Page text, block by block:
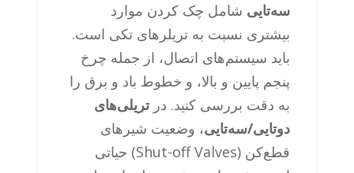
سه‌تایی شامل چک کردن موارد
بیشتری نسبت به تریلرهای تکی است.
باید سیستم‌های اتصال، از جمله چرخ
پنجم پایین و بالا، و خطوط باد و برق را
به دقت بررسی کنید. در تریلی‌های
دوتایی/سه‌تایی، وضعیت شیرهای
قطع‌کن (Shut-off Valves) حیاتی